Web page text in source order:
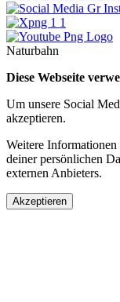
Naturbahn
Diese Webseite
Um unsere Social
akzeptieren.
Weitere
deiner persönlichen
externen Anbieters.
Akzeptieren